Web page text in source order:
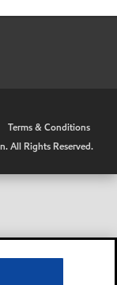
Terms & Conditions
All Rights Reserved.